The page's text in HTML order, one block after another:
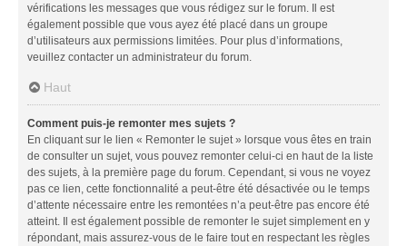
vérifications les messages que vous rédigez sur le forum. Il est
également possible que vous ayez été placé dans un groupe
d’utilisateurs aux permissions limitées. Pour plus d’informations,
veuillez contacter un administrateur du forum.
Haut
Comment puis-je remonter mes sujets ?
En cliquant sur le lien « Remonter le sujet » lorsque vous êtes en train
de consulter un sujet, vous pouvez remonter celui-ci en haut de la liste
des sujets, à la première page du forum. Cependant, si vous ne voyez
pas ce lien, cette fonctionnalité a peut-être été désactivée ou le temps
d’attente nécessaire entre les remontées n’a peut-être pas encore été
atteint. Il est également possible de remonter le sujet simplement en y
répondant, mais assurez-vous de le faire tout en respectant les règles